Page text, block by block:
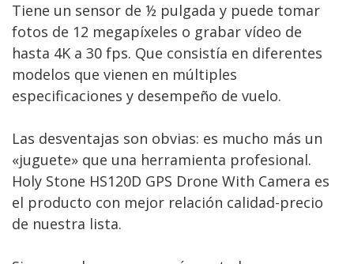
Tiene un sensor de ½ pulgada y puede tomar
fotos de 12 megapíxeles o grabar vídeo de
hasta 4K a 30 fps. Que consistía en diferentes
modelos que vienen en múltiples
especificaciones y desempeño de vuelo.
Las desventajas son obvias: es mucho más un
«juguete» que una herramienta profesional.
Holy Stone HS120D GPS Drone With Camera es
el producto con mejor relación calidad-precio
de nuestra lista.